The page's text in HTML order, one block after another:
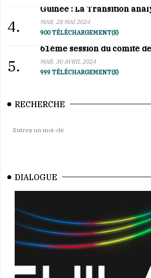
4.
Guinée : La Transition
MAR. 28 MAI 2024
900 TÉLÉCHARGEMENT(S)
5.
61ème session du comité
MAR. 30 AVRIL 2024
999 TÉLÉCHARGEMENT(S)
RECHERCHE
DIALOGUE